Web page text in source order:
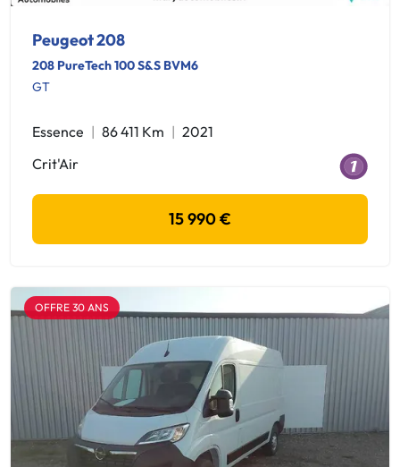
Peugeot 208
208 PureTech 100 S&S BVM6
GT
Essence 86 411 Km
2021
Crit'Air
15 990 €
OFFRE 30 ANS